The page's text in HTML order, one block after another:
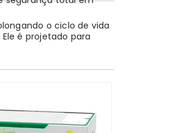
o ciclo de vida
é projetado para
profissionais para
antes da compra,